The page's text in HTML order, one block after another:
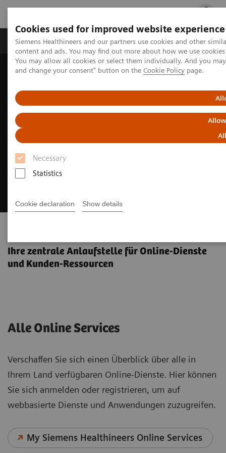
Cookies used for improved website experience
Siemens Healthineers and our partners use cookies and other
content and ads. You may find out more about how we use
You may allow all cookies or select them individually. And you
and change your consent" button on the Cookie Policy page.
Necessary
Statistics
Cookie declaration Show details
Fachbereiche Healthcare Management
Startseite Support & Dokumentation Online Services
Ihre zentrale Anlaufstelle für Online-Dienste
und Kunden-Ressourcen
Alle Online Services
Verschaffen Sie sich einen Überblick über alle in
Ihrem Land verfügbaren Online-Dienste. Hier können
Sie sich anmelden oder registrieren, um auf
webbasierte Dienste und Anwendungen zuzugreifen.
My Siemens Healthineers Online Services